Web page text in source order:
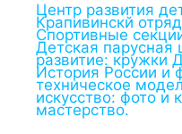
Центр развития
Крапивинскй
Спортивные
Детская парусная
развитие: кружки
История России и
техническое
искусство: фото и
мастерство.